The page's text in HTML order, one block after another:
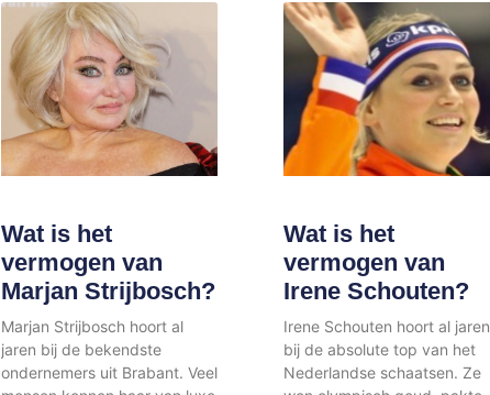
Wat is het
vermogen van
Marjan Strijbosch?
Marjan Strijbosch hoort al
jaren bij de bekendste
ondernemers uit Brabant. Veel
Wat is het
vermogen van
Irene Schouten?
Irene Schouten hoort al jaren
bij de absolute top van het
Nederlandse schaatsen. Ze